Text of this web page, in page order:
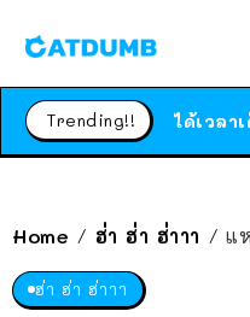
Trending!!
Home / ฮ่า ฮ่า ฮ่าาา / แห
ฮ่า ฮ่า ฮ่าาา